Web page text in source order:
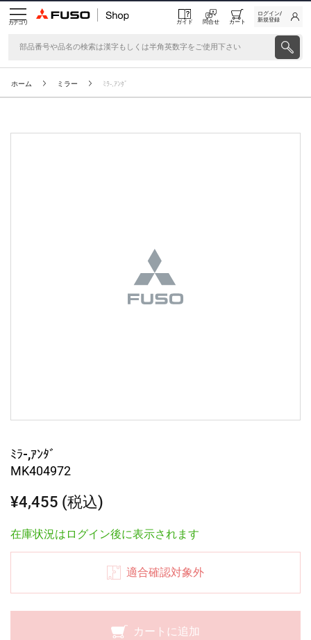
カテゴリ ガイド 問合せ カート
ログイン/
新規登録
ホーム ミラー ﾐﾗ-,ｱﾝﾀﾞ
ﾐﾗ-,ｱﾝﾀﾞ
MK404972
¥4,455 (税込)
在庫状況はログイン後に表示されます
適合確認対象外
カートに追加